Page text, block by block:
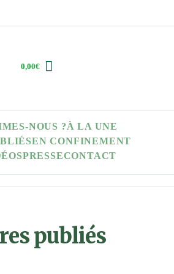
0,00€
NOUS ?À LA UNE
EN CONFINEMENT
PRESSECONTACT
publiés